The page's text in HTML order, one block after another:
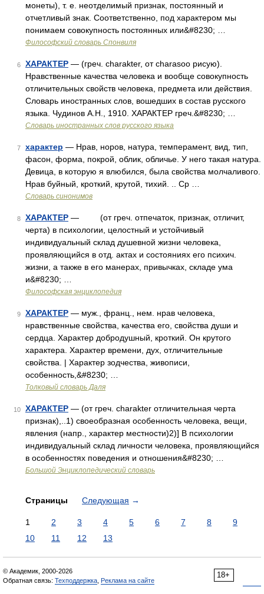
монеты), т. е. неотделимый признак, постоянный и
отчетливый знак. Соответственно, под характером мы
понимаем совокупность постоянных или&#8230; …
Философский словарь Спонвиля
6 ХАРАКТЕР — (греч. charakter, от charasoo рисую).
Нравственные качества человека и вообще совокупность
отличительных свойств человека, предмета или действия.
Словарь иностранных слов, вошедших в состав русского
языка. Чудинов А.Н., 1910. ХАРАКТЕР греч.&#8230; …
Словарь иностранных слов русского языка
7 характер — Нрав, норов, натура, темперамент, вид, тип,
фасон, форма, покрой, облик, обличье. У него такая натура.
Девица, в которую я влюбился, была свойства молчаливого.
Нрав буйный, кроткий, крутой, тихий. .. Ср …
Словарь синонимов
8 ХАРАКТЕР — (от греч. отпечаток, признак, отличит,
черта) в психологии, целостный и устойчивый
индивидуальный склад душевной жизни человека,
проявляющийся в отд. актах и состояниях его психич.
жизни, а также в его манерах, привычках, складе ума
и&#8230; …
Философская энциклопедия
9 ХАРАКТЕР — муж., франц., нем. нрав человека,
нравственные свойства, качества его, свойства души и
сердца. Характер добродушный, кроткий. Он крутого
характера. Характер времени, дух, отличительные
свойства. | Характер зодчества, живописи,
особенность,&#8230; …
Толковый словарь Даля
10 ХАРАКТЕР — (от греч. charakter отличительная черта
признак),..1) своеобразная особенность человека, вещи,
явления (напр., характер местности)2)] В психологии
индивидуальный склад личности человека, проявляющийся
в особенностях поведения и отношения&#8230; …
Большой Энциклопедический словарь
Страницы Следующая →
1 2 3 4 5 6 7 8
9
10
11 12 13
18+
© Академик, 2000-2026
Обратная связь: Техподдержка Реклама на сайте